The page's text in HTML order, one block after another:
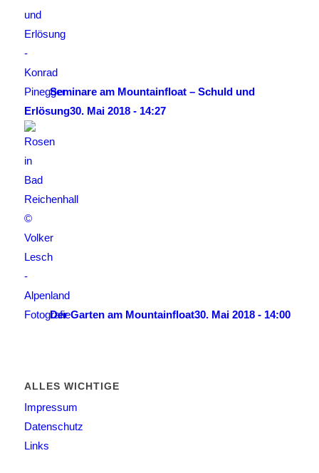
Seminare am Mountainfloat – Schuld und
Erlösung30. Mai 2018 - 14:27
Der Garten am Mountainfloat30. Mai 2018 - 14:00
ALLES WICHTIGE
Impressum
Datenschutz
Links